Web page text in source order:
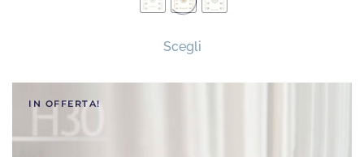
Scegliprodotto
IN OFFERTA!